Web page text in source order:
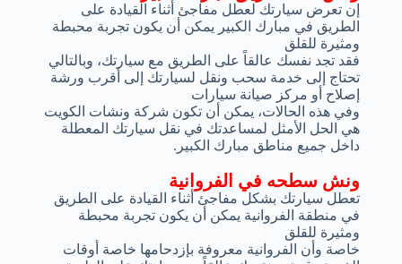
ونش سطحه في الفروانية
تعطل سيارتك بشكل مفاجئ أثناء القيادة على الطريق
في منطقة الفروانية يمكن أن يكون تجربة محبطة
ومثيرة للقلق
خاصة وأن الفروانية معروفة بإزدحامها خاصة أوقات
إن تعرض سيارتك لعطل مفاجئ أثناء القيادة على
الطريق في مبارك الكبير يمكن أن يكون تجربة محبطة
ومثيرة للقلق
فقد تجد نفسك عالقاً على الطريق مع سيارتك، وبالتالي
تحتاج إلى خدمة سحب ونقل لسيارتك إلى أقرب ورشة
إصلاح أو مركز صيانة سيارات
وفي هذه الحالات، يمكن أن تكون شركة ونشات الكويت
هي الحل الأمثل لمساعدتك في نقل سيارتك المعطلة
داخل جميع مناطق مبارك الكبير.